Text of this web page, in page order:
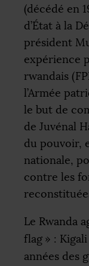
(décédé en
d’État à la
président
expérience
rwandais (
l’Armée
le but de
de Juvénal
du pouvoir,
nationale,
contre les
Le Rwanda
flag » :
années des